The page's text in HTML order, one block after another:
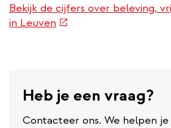
Bekijk de cijfers over beleving,
in Leuven (externe
Heb je een vraag?
Contacteer ons. We helpen